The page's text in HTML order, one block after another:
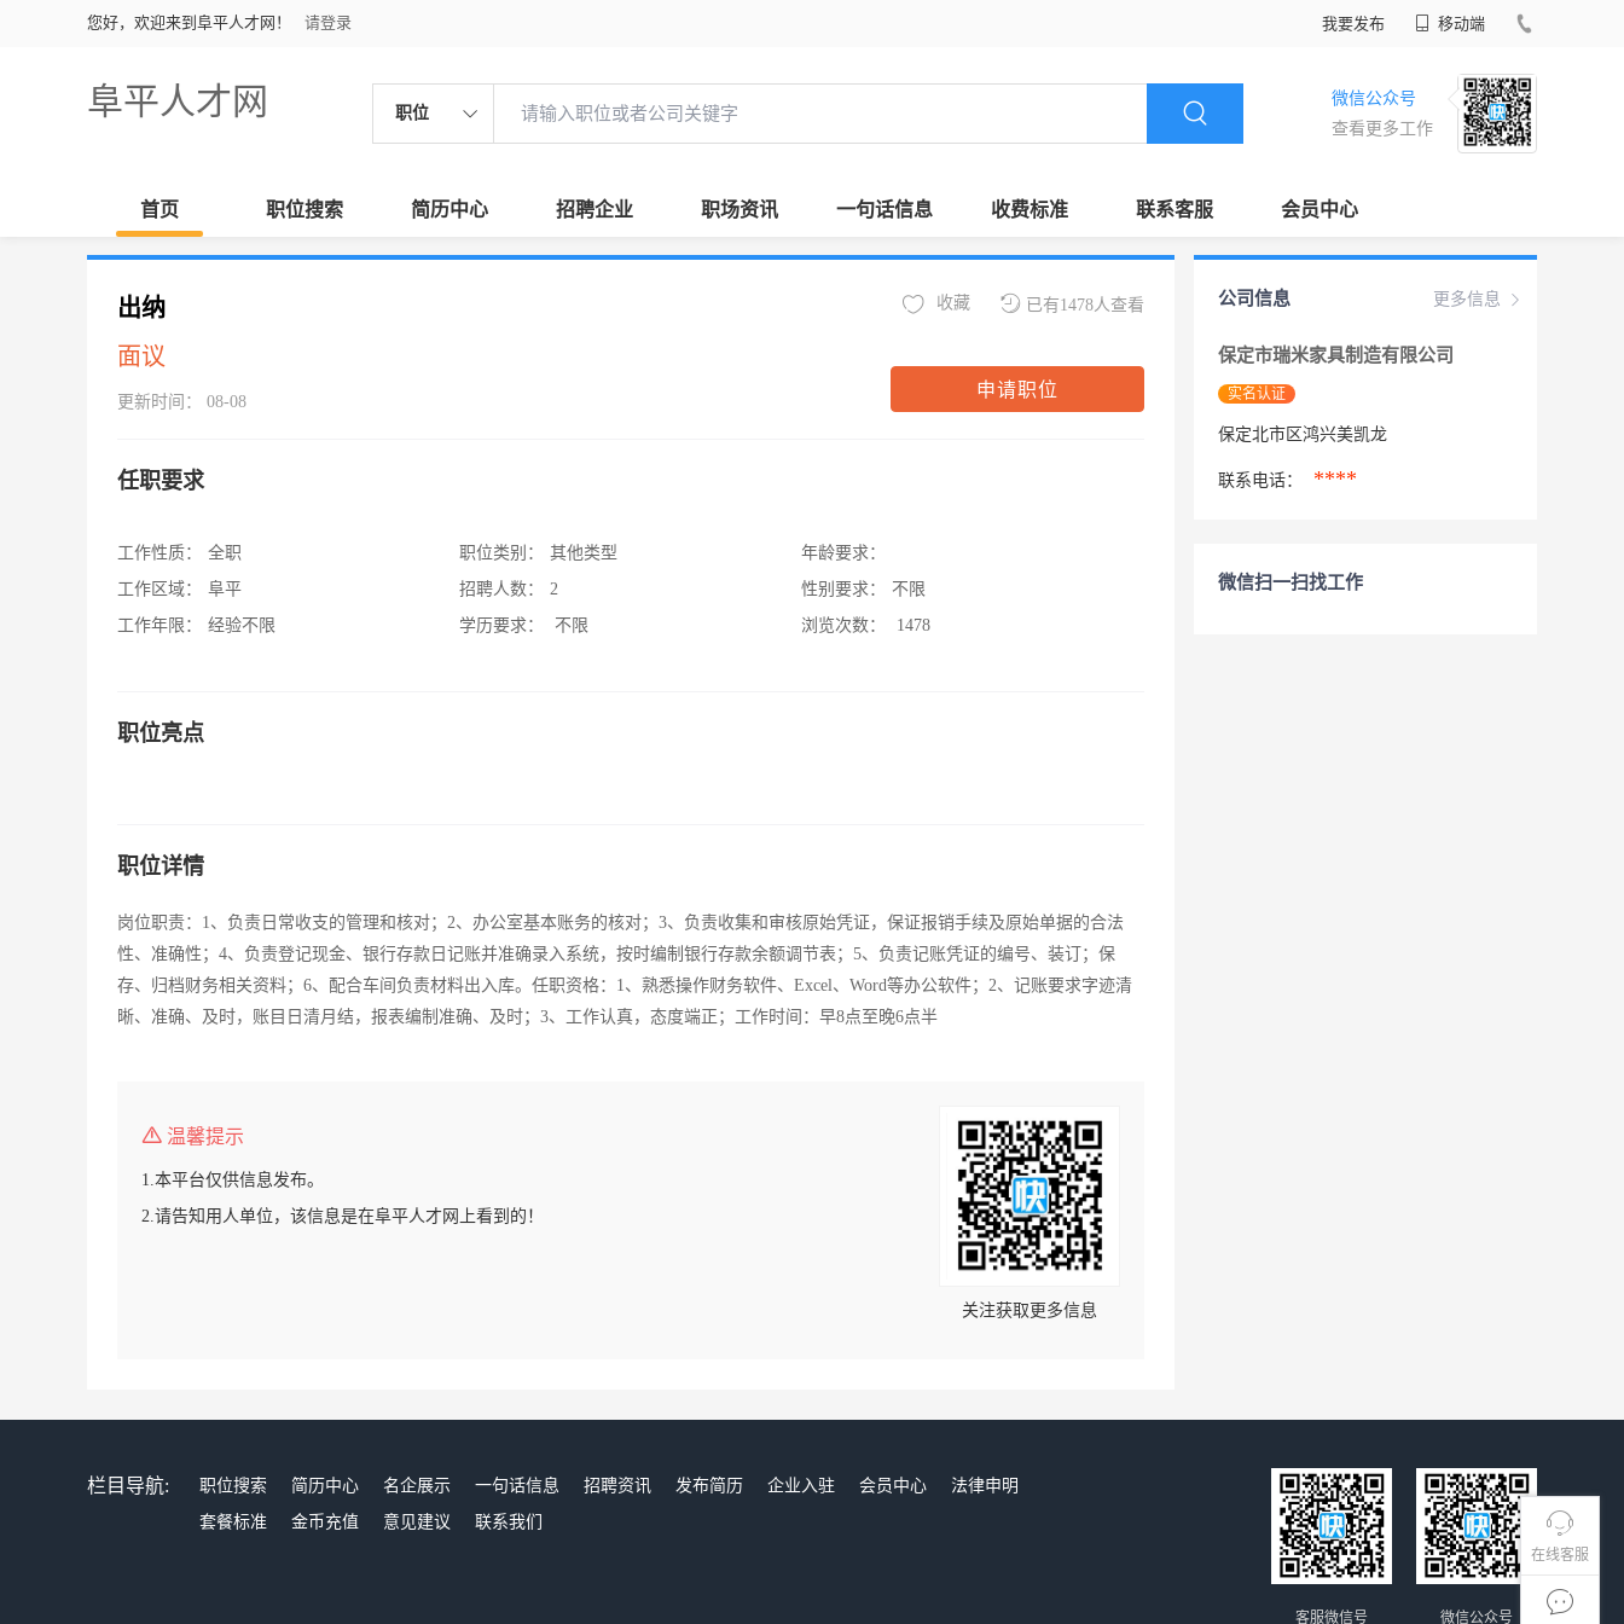
您好，欢迎来到阜平人才网！ 请登录 我要发布 移动端
阜平人才网 职位
微信公众号
查看更多工作
首页 职位搜索 简历中心 招聘企业 职场资讯 一句话信息 收费标准 联系客服 会员中心
在线客服
出纳
面议
更新时间： 08-08
已有1478人查看
收藏
申请职位
任职要求
工作性质：
全职
工作区域：
阜平
工作年限：
经验不限
职位类别：
其他类型
招聘人数：
2
学历要求：
不限
年龄要求：
性别要求：
不限
浏览次数：
1478
职位亮点
职位详情
岗位职责：1、负责日常收支的管理和核对；2、办公室基本账务的核对；3、负责收集和审核原始凭证，保证报销手续及原始单据的合法
性、准确性；4、负责登记现金、银行存款日记账并准确录入系统，按时编制银行存款余额调节表；5、负责记账凭证的编号、装订；保
存、归档财务相关资料；6、配合车间负责材料出入库。任职资格：1、熟悉操作财务软件、Excel、Word等办公软件；2、记账要求字迹清
晰、准确、及时，账目日清月结，报表编制准确、及时；3、工作认真，态度端正；工作时间：早8点至晚6点半
温馨提示
1.本平台仅供信息发布。
2.请告知用人单位，该信息是在阜平人才网上看到的！
关注获取更多信息
更多信息
公司信息
保定市瑞米家具制造有限公司
实名认证
保定北市区鸿兴美凯龙
联系电话： ****
微信扫一扫找工作
栏目导航: 职位搜索 简历中心 名企展示 一句话信息 招聘资讯 发布简历 企业入驻 会员中心
法律申明
套餐标准
金币充值 意见建议 联系我们
微信公众号
客服微信号